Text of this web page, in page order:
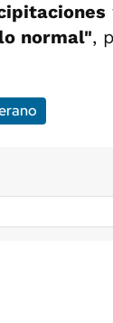
normal",